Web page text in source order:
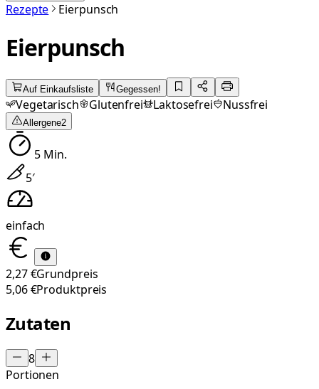
Rezepte Eierpunsch
Eierpunsch
Auf Einkaufsliste Gegessen!
Vegetarisch Glutenfrei Laktosefrei Nussfrei
Allergene2
5Min.
5′
einfach
2,27 €Grundpreis
5,06 €Produktpreis
Zutaten
8
Portionen